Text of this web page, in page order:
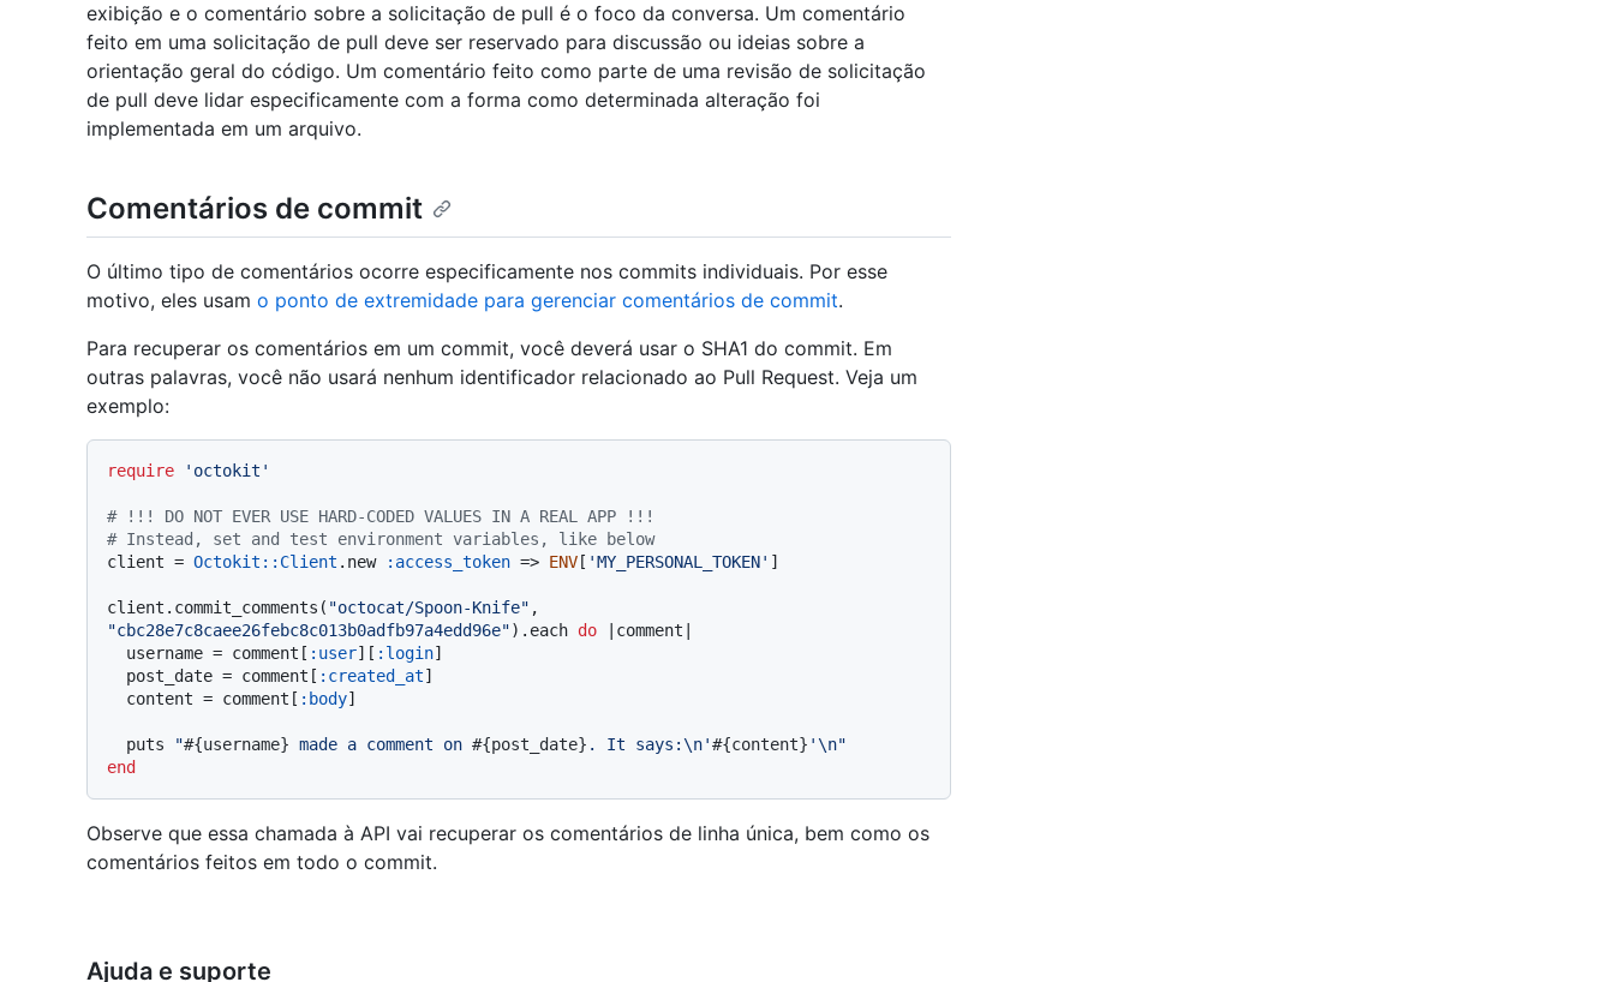
exibição e o comentário sobre a solicitação de pull é o foco da conversa. Um comentário
feito em uma solicitação de pull deve ser reservado para discussão ou ideias sobre a
orientação geral do código. Um comentário feito como parte de uma revisão de solicitação
de pull deve lidar especificamente com a forma como determinada alteração foi
implementada em um arquivo.
Comentários de commit
O último tipo de comentários ocorre especificamente nos commits individuais. Por esse
motivo, eles usam o ponto de extremidade para gerenciar comentários de commit.
Para recuperar os comentários em um commit, você deverá usar o SHA1 do commit. Em
outras palavras, você não usará nenhum identificador relacionado ao Pull Request. Veja um
exemplo:
require 'octokit'
# !!! DO NOT EVER USE HARD-CODED VALUES IN A REAL APP !!!
# Instead, set and test environment variables, like below
client = Octokit::Client .new :access_token => ENV[ 'MY_PERSONAL_TOKEN' ]
client.commit_comments( "octocat/Spoon-Knife"
"cbc28e7c8caee26febc8c013b0adfb97a4edd96e").each do | comment |
  username = comment[
:user][ :login]
  post_date = comment[
:created_at]
  content = comment[
:body]
  puts
"#{username} made a comment on #{post_date} . It says:\n'#{content} '\n"
end
Observe que essa chamada à API vai recuperar os comentários de linha única, bem como os
comentários feitos em todo o commit.
Ajuda e suporte